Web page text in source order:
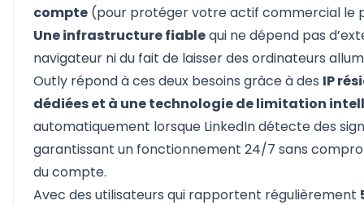
compte (pour protéger votre actif commercial le
Une infrastructure fiablequi ne dépend pas
navigateur ni du fait de laisser des ordinateurs
Outly répond à ces deux besoins grâce à des IP
dédiées et à une technologie de limitation
automatiquement lorsque LinkedIn détecte des
garantissant un fonctionnement 24/7 sans
du compte.
Avec des utilisateurs qui rapportent régulièrement